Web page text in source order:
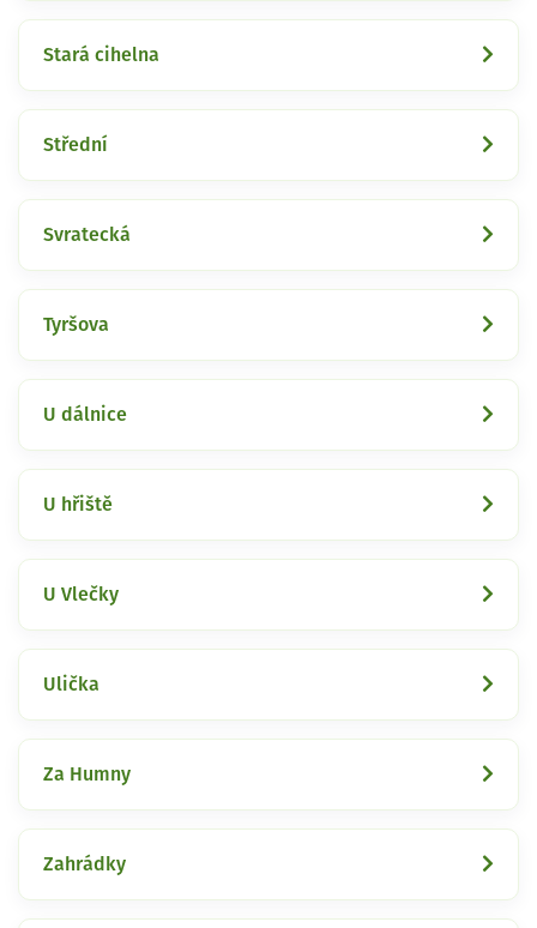
Stará cihelna
Střední
Svratecká
Tyršova
U dálnice
U hřiště
U Vlečky
Ulička
Za Humny
Zahrádky